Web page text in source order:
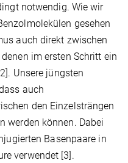
notwendig. Wie wir
gesehen
auch direkt zwischen
im ersten Schritt ein
Unsere jüngsten
auch
den Einzelsträngen
werden können. Dabei
Basenpaare in
verwendet [3].